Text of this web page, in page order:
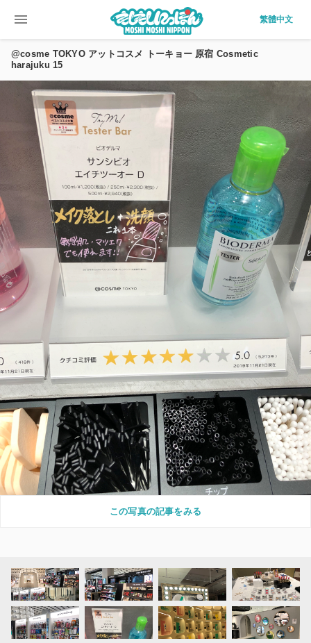
menu 繁體中文
@cosme TOKYO アットコスメ トーキョー 原宿 Cosmetic
harajuku 15
この写真の記事をみる